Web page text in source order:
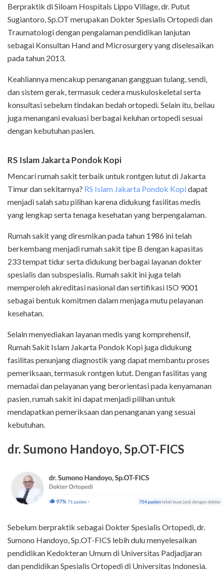
Berpraktik di Siloam Hospitals Lippo Village, dr. Putut
Sugiantoro, Sp.OT merupakan Dokter Spesialis Ortopedi dan
Traumatologi dengan pengalaman pendidikan lanjutan
sebagai Konsultan Hand and Microsurgery yang diselesaikan
pada tahun 2013.
Keahliannya mencakup penanganan gangguan tulang, sendi,
dan sistem gerak, termasuk cedera muskuloskeletal serta
konsultasi sebelum tindakan bedah ortopedi. Selain itu, beliau
juga menangani evaluasi berbagai keluhan ortopedi sesuai
dengan kebutuhan pasien.
RS Islam Jakarta Pondok Kopi
Mencari rumah sakit terbaik untuk rontgen lutut di Jakarta
Timur dan sekitarnya? RS Islam Jakarta Pondok Kopidapat
menjadi salah satu pilihan karena didukung fasilitas medis
yang lengkap serta tenaga kesehatan yang berpengalaman.
Rumah sakit yang diresmikan pada tahun 1986 ini telah
berkembang menjadi rumah sakit tipe B dengan kapasitas
233 tempat tidur serta didukung berbagai layanan dokter
spesialis dan subspesialis. Rumah sakit ini juga telah
memperoleh akreditasi nasional dan sertifikasi ISO 9001
sebagai bentuk komitmen dalam menjaga mutu pelayanan
kesehatan.
Selain menyediakan layanan medis yang komprehensif,
Rumah Sakit Islam Jakarta Pondok Kopi juga didukung
fasilitas penunjang diagnostik yang dapat membantu proses
pemeriksaan, termasuk rontgen lutut. Dengan fasilitas yang
memadai dan pelayanan yang berorientasi pada kenyamanan
pasien, rumah sakit ini dapat menjadi pilihan untuk
mendapatkan pemeriksaan dan penanganan yang sesuai
kebutuhan.
dr. Sumono Handoyo, Sp.OT-FICS
Sebelum berpraktik sebagai Dokter Spesialis Ortopedi, dr.
Sumono Handoyo, Sp.OT-FICS lebih dulu menyelesaikan
pendidikan Kedokteran Umum di Universitas Padjadjaran
dan pendidikan Spesialis Ortopedi di Universitas Indonesia.